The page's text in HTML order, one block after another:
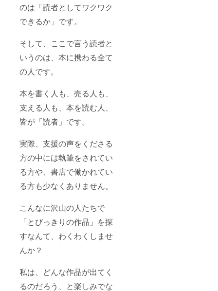
のは「読者としてワクワク
できるか」です。
そして、ここで言う読者と
いうのは、本に携わる全て
の人です。
本を書く人も、売る人も、
支える人も、本を読む人、
皆が「読者」です。
実際、支援の声をくださる
方の中には執筆をされてい
る方や、書店で働かれてい
る方も少なくありません。
こんなに沢山の人たちで
「とびっきりの作品」を探
すなんて、わくわくしませ
んか？
私は、どんな作品が出てく
るのだろう、と楽しみでな